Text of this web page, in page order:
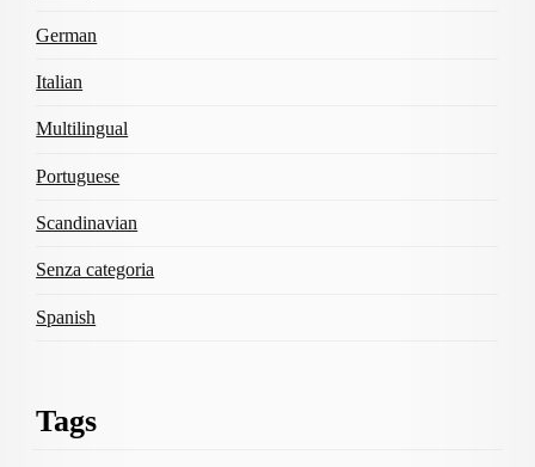
German
Italian
Multilingual
Portuguese
Scandinavian
Senza categoria
Spanish
Tags